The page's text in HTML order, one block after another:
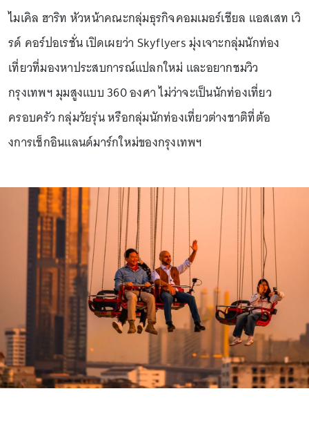
ไมเคิล ฮาริท หัวหน้าคณะกลุ่มธุรกิจคอมเมอร์เชียล แอสเสท เวิ
รด์ คอร์ปอเรชั่น เปิดเผยว่า Skyflyers มุ่งเจาะกลุ่มนักท่อง
เที่ยวที่มองหาประสบการณ์แปลกใหม่ และอยากชมวิว
กรุงเทพฯ มุมสูงแบบ 360 องศา ไม่ว่าจะเป็นนักท่องเที่ยว
ครอบครัว กลุ่มวัยรุ่น หรือกลุ่มนักท่องเที่ยวต่างชาติที่ต้อ
งการเช็กอินแลนด์มาร์กใหม่ของกรุงเทพฯ